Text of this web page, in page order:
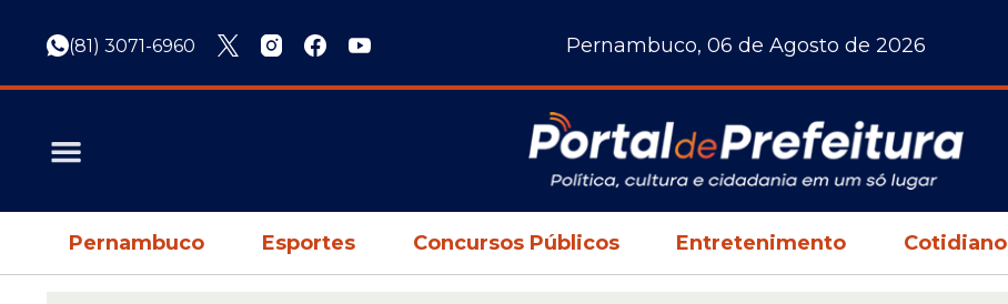
(81) 3071-6960 Pernambuco, 06 de Agosto de 2026
Pernambuco Esportes Concursos Públicos Entretenimento Cotidiano